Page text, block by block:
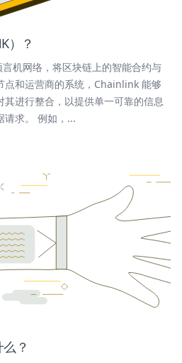
）？
机网络，将区块链上的智能合约与
点和运营商的系统，Chainlink 能够
进行整合，以提供单一可靠的信息
请求。 例如，...
？